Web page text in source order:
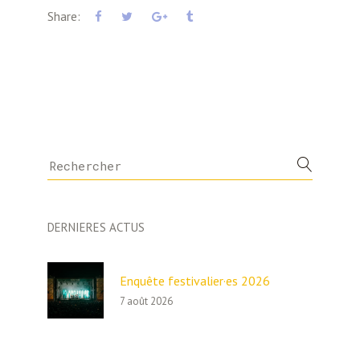
Share:
Search
for:
DERNIERES ACTUS
Enquête festivalier·es 2026
7 août 2026